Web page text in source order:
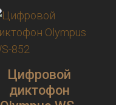
Цифровой
диктофон